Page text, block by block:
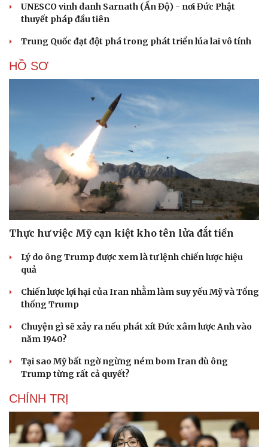
Cải chính
UNESCO vinh danh Sarnath (Ấn Độ) - nơi Đức Phật
thuyết pháp đầu tiên
Trung Quốc đạt đột phá trong phát triển lúa lai vô tính
HỒ SƠ
Thực hư việc Mỹ cạn kiệt kho tên lửa đắt tiền
Lý do ông Trump được xem là tư lệnh chiến lược hiệu
quả
Chiến lược lợi hại của Iran nhằm làm suy yếu Mỹ và Tổng
thống Trump
Chuyện gì sẽ xảy ra nếu phát xít Đức xâm lược Anh vào
năm 1940?
Tại sao Mỹ bất ngờ ngừng ném bom Iran dù ông
Trump từng rất cả quyết?
CHÍNH TRỊ